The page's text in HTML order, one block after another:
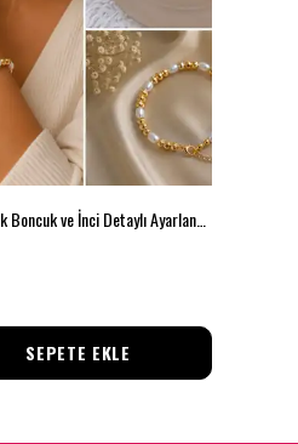
SEPETE EKLE